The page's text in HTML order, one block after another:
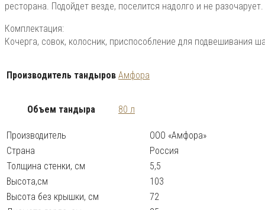
ресторана. Подойдет везде, поселится надолго и не разочарует.
Комплектация:
Кочерга, совок, колосник, приспособление для подвешивания
Производитель тандыров Амфора
Объем тандыра 80 л
Производитель
ООО «Амфора»
Страна
Россия
Толщина стенки, см
5,5
Высота,см
103
Высота без крышки, см
72